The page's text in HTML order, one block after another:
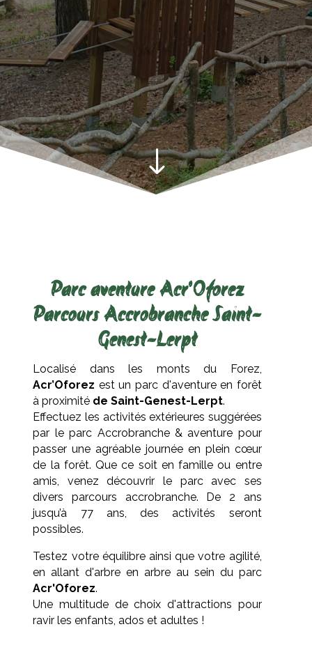
"
Parc aventure Acr'Oforez
Parcours Accrobranche Saint-
Genest-Lerpt
Localisé dans les monts du Forez,
Acr’Oforez est un parc d'aventure en forêt
à proximité de Saint-Genest-Lerpt.
Effectuez les activités extérieures suggérées
par le parc Accrobranche & aventure pour
passer une agréable journée en plein cœur
de la forêt. Que ce soit en famille ou entre
amis, venez découvrir le parc avec ses
divers parcours accrobranche. De 2 ans
jusqu’à 77 ans, des activités seront
possibles.
Testez votre équilibre ainsi que votre agilité,
en allant d'arbre en arbre au sein du parc
Acr'Oforez.
Une multitude de choix d'attractions pour
ravir les enfants, ados et adultes !